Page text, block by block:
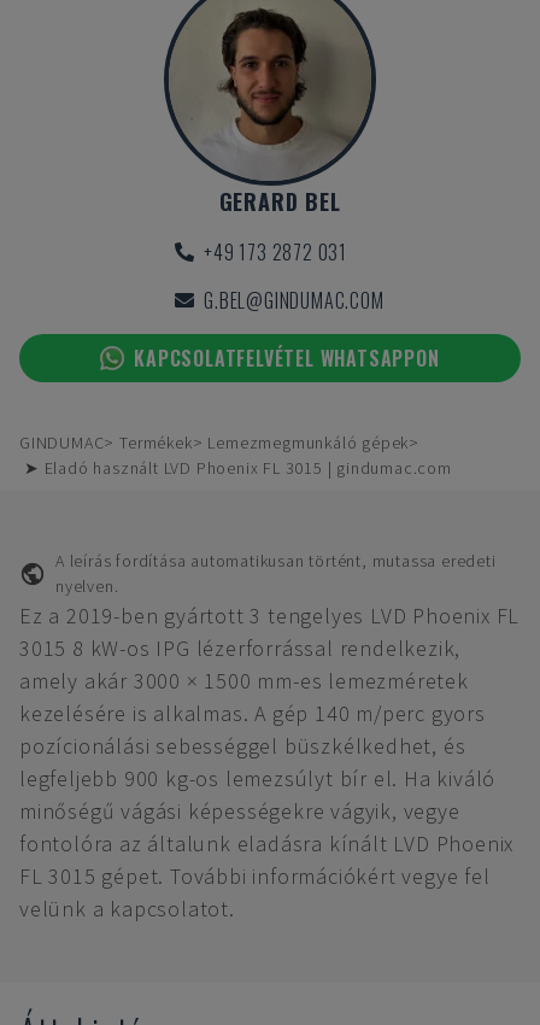
GERARD BEL
+49 173 2872 031
G.BEL@GINDUMAC.COM
KAPCSOLATFELVÉTEL WHATSAPPON
GINDUMAC Termékek
Lemezmegmunkáló gépek
➤ Eladó használt LVD Phoenix FL 3015 | gindumac.com
A leírás fordítása automatikusan történt, mutassa eredeti
nyelven.
Ez a 2019-ben gyártott 3 tengelyes LVD Phoenix FL
3015 8 kW-os IPG lézerforrással rendelkezik,
amely akár 3000 × 1500 mm-es lemezméretek
kezelésére is alkalmas. A gép 140 m/perc gyors
pozícionálási sebességgel büszkélkedhet, és
legfeljebb 900 kg-os lemezsúlyt bír el. Ha kiváló
minőségű vágási képességekre vágyik, vegye
fontolóra az általunk eladásra kínált LVD Phoenix
FL 3015 gépet. További információkért vegye fel
velünk a kapcsolatot.